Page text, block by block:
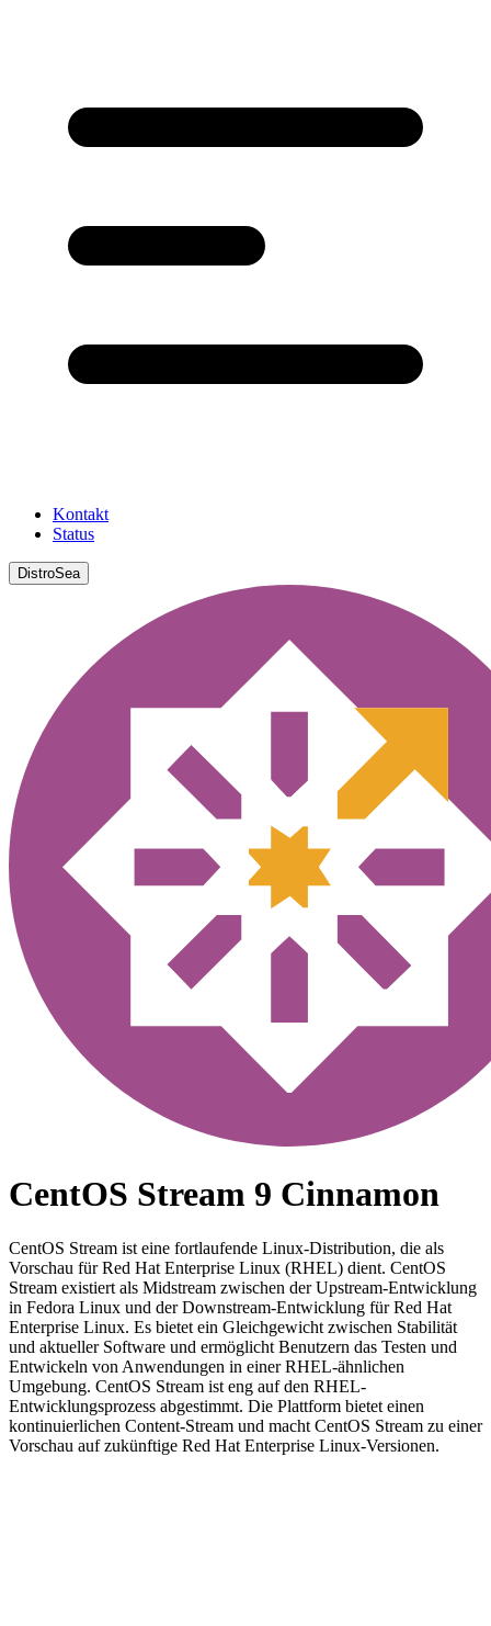
Kontakt
Status
DistroSea
CentOS Stream 9 Cinnamon
CentOS Stream ist eine fortlaufende Linux-Distribution, die als
Vorschau für Red Hat Enterprise Linux (RHEL) dient. CentOS
Stream existiert als Midstream zwischen der Upstream-Entwicklung
in Fedora Linux und der Downstream-Entwicklung für Red Hat
Enterprise Linux. Es bietet ein Gleichgewicht zwischen Stabilität
und aktueller Software und ermöglicht Benutzern das Testen und
Entwickeln von Anwendungen in einer RHEL-ähnlichen
Umgebung. CentOS Stream ist eng auf den RHEL-
Entwicklungsprozess abgestimmt. Die Plattform bietet einen
kontinuierlichen Content-Stream und macht CentOS Stream zu einer
Vorschau auf zukünftige Red Hat Enterprise Linux-Versionen.